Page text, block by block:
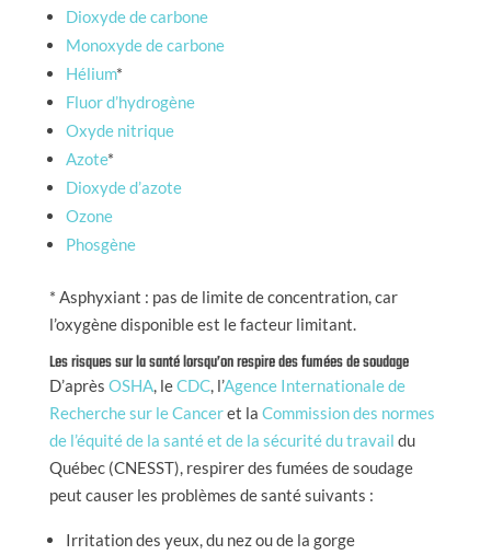
Dioxyde de carbone
Monoxyde de carbone
Hélium*
Fluor d’hydrogène
Oxyde nitrique
Azote*
Dioxyde d’azote
Ozone
Phosgène
* Asphyxiant : pas de limite de concentration, car
l’oxygène disponible est le facteur limitant.
Les risques sur la santé lorsqu’on respire des fumées de soudage
D’après OSHA, leCDC, l’Agence Internationale de
Recherche sur le Canceret la Commission des normes
de l’équité de la santé et de la sécurité du travail du
Québec (CNESST), respirer des fumées de soudage
peut causer les problèmes de santé suivants :
Irritation des yeux, du nez ou de la gorge